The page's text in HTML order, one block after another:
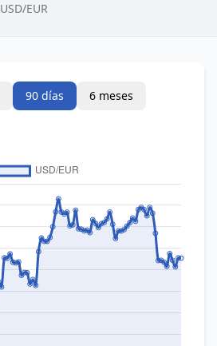
USD/EUR
90 días
6 meses